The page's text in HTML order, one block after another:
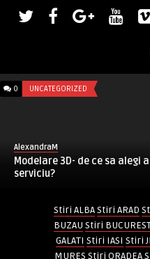
0 UNCATEGORIZED
AlexandraM
Modelare 3D- de ce sa alegi
serviciu?
Stiri ALBA Stiri ARAD
BUZAU Stiri
GALATI Stiri IASI Stiri
MURES Stiri ORADEA